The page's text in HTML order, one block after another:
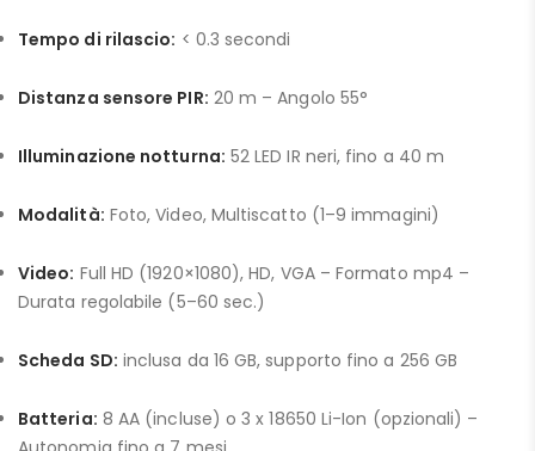
Tempo di rilascio: < 0.3 secondi
Distanza sensore PIR: 20 m – Angolo 55°
Illuminazione notturna: 52 LED IR neri, fino a 40 m
Modalità: Foto, Video, Multiscatto (1–9 immagini)
Video: Full HD (1920×1080), HD, VGA – Formato mp4 –
Durata regolabile (5–60 sec.)
Scheda SD: inclusa da 16 GB, supporto fino a 256 GB
Batteria: 8 AA (incluse) o 3 x 18650 Li-Ion (opzionali) –